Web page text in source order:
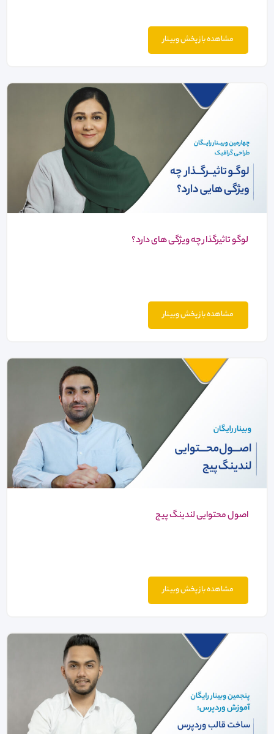
مشاهده باز پخش وبینار
لوگو تاثیرگذار چه ویژگی های دارد؟
مشاهده باز پخش وبینار
اصول محتوایی لندینگ پیج
مشاهده باز پخش وبینار